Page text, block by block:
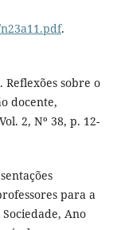
.
Reflexões sobre o
docente,
2, Nº 38, p. 12-
para a
Ano